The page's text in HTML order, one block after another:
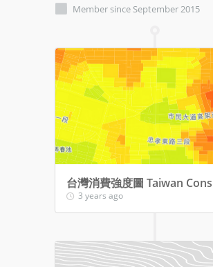
Member since September 2015
3 years ago